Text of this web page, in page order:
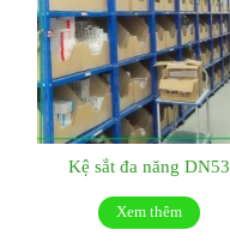
Kệ sắt đa năng DN53
Xem thêm